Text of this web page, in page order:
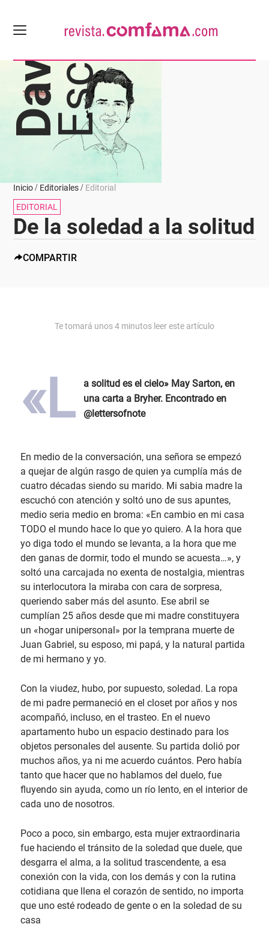
Inicio Editoriales Editorial
DavidEscobar
EDITORIAL
De la soledad a la solitud
COMPARTIR
Te tomará unos4 minutos leer este artículo
«L
a solitud es el cielo» May Sarton, en
una carta a Bryher. Encontrado en
@lettersofnote
En medio de la conversación, una señora se empezó
a quejar de algún rasgo de quien ya cumplía más de
cuatro décadas siendo su marido. Mi sabia madre la
escuchó con atención y soltó uno de sus apuntes,
medio seria medio en broma: «En cambio en mi casa
TODO el mundo hace lo que yo quiero. A la hora que
yo diga todo el mundo se levanta, a la hora que me
den ganas de dormir, todo el mundo se acuesta…», y
soltó una carcajada no exenta de nostalgia, mientras
su interlocutora la miraba con cara de sorpresa,
queriendo saber más del asunto. Ese abril se
cumplían 25 años desde que mi madre constituyera
un «hogar unipersonal» por la temprana muerte de
Juan Gabriel, su esposo, mi papá, y la natural partida
de mi hermano y yo.
Con la viudez, hubo, por supuesto, soledad. La ropa
de mi padre permaneció en el closet por años y nos
acompañó, incluso, en el trasteo. En el nuevo
apartamento hubo un espacio destinado para los
objetos personales del ausente. Su partida dolió por
muchos años, ya ni me acuerdo cuántos. Pero había
tanto que hacer que no hablamos del duelo, fue
fluyendo sin ayuda, como un río lento, en el interior de
cada uno de nosotros.
Poco a poco, sin embargo, esta mujer extraordinaria
fue haciendo el tránsito de la soledad que duele, que
desgarra el alma, a la solitud trascendente, a esa
conexión con la vida, con los demás y con la rutina
cotidiana que llena el corazón de sentido, no importa
que uno esté rodeado de gente o en la soledad de su
casa